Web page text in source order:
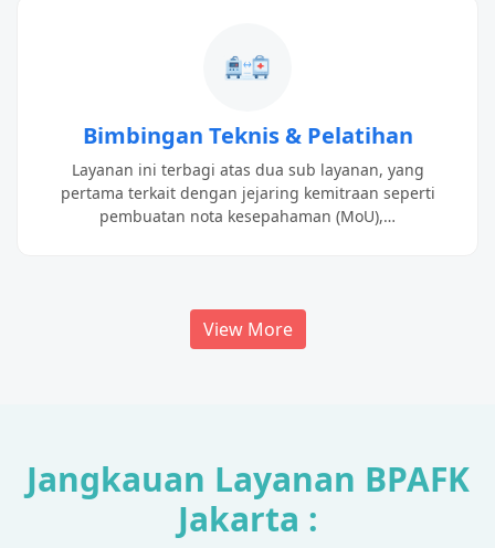
Bimbingan Teknis & Pelatihan
Layanan ini terbagi atas dua sub layanan, yang
pertama terkait dengan jejaring kemitraan seperti
pembuatan nota kesepahaman (MoU),…
View More
Jangkauan Layanan BPAFK
Jakarta :